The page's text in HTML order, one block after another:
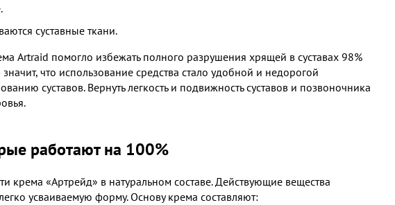
суставные ткани.
Artraid помогло избежать полного разрушения хрящей в суставах 98%
что использование средства стало удобной и недорогой
суставов. Вернуть легкость и подвижность суставов и позвоночника
работают на 100%
крема «Артрейд» в натуральном составе. Действующие вещества
усваиваемую форму. Основу крема составляют: